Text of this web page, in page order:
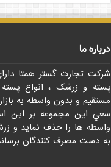
درباره ما
شرکت تجارت گستر همتا
پسته و زرشک ، انواع
مستقيم و بدون واسطه به
سعي اين مجموعه بر اين
واسطه ها را حذف نمايد و
به دست مصرف کنندگان